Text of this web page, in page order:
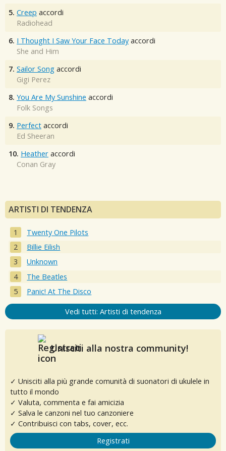
5. Creep accordi
Radiohead
6. I Thought I Saw Your Face Today accordi
She and Him
7. Sailor Song accordi
Gigi Perez
8. You Are My Sunshine accordi
Folk Songs
9. Perfect accordi
Ed Sheeran
10. Heather accordi
Conan Gray
ARTISTI DI TENDENZA
Twenty One Pilots
Billie Eilish
Unknown
The Beatles
Panic! At The Disco
Vedi tutti: Artisti di tendenza
Unisciti alla nostra community!
✓ Unisciti alla più grande comunità di suonatori di ukulele in
tutto il mondo
✓ Valuta, commenta e fai amicizia
✓ Salva le canzoni nel tuo canzoniere
✓ Contribuisci con tabs, cover, ecc.
Registrati